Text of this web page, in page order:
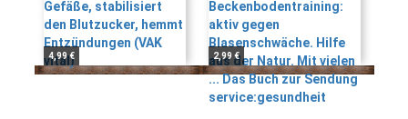
vital)
4,99 €
Mit vielen ... Das Buch
zur Sendung
service:gesundheit
2,99 €